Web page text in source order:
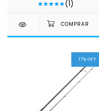
(1)
17% OFF